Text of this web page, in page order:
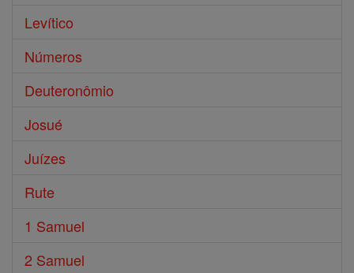
Levítico
Números
Deuteronômio
Josué
Juízes
Rute
1 Samuel
2 Samuel